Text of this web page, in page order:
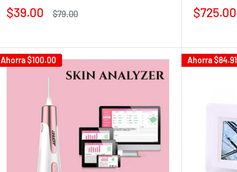
Precio
$39.00
Precio
$79.00
Precio
$725.00
Ahorra$100.00 Ahorra$84.91